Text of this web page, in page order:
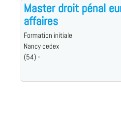
Master droit pénal
affaires
Formation initiale
Nancy cedex
(54) -